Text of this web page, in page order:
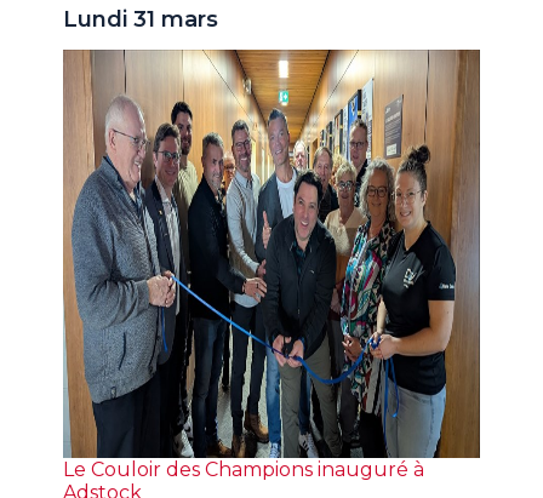
Lundi 31 mars
Le Couloir des Champions inauguré à
Adstock